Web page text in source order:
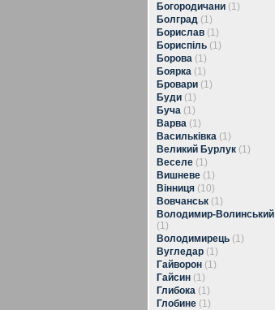
Богородичани (1)
Болград (1)
Борислав (1)
Бориспіль (1)
Борова (1)
Боярка (1)
Бровари (1)
Буди (1)
Буча (1)
Варва (1)
Васильківка (1)
Великий Бурлук (1)
Веселе (1)
Вишневе (1)
Вінниця (10)
Вовчанськ (1)
Володимир-Волинський
(1)
Володимирець (1)
Вугледар (1)
Гайворон (1)
Гайсин (1)
Глибока (1)
Глобине (1)